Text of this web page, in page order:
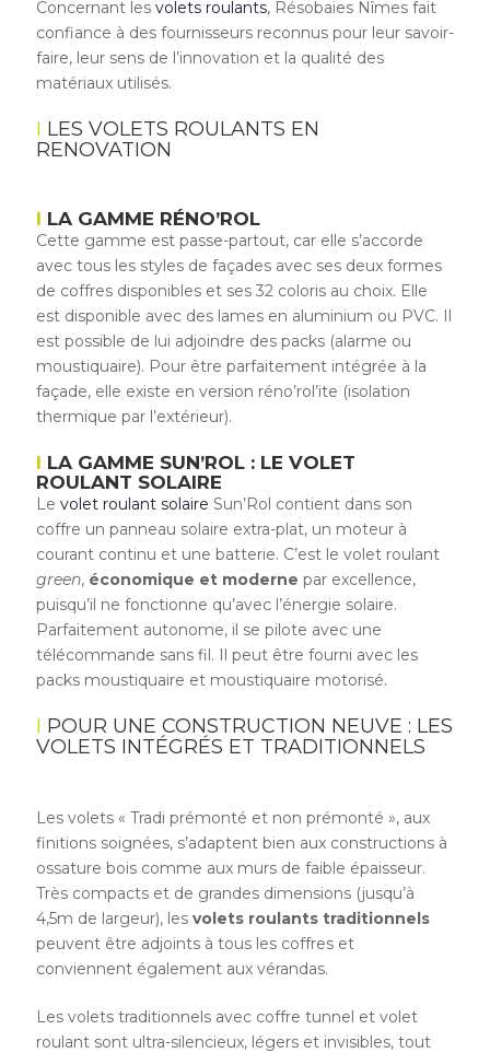
Concernant les volets roulants, Résobaies Nîmes fait
confiance à des fournisseurs reconnus pour leur savoir-
faire, leur sens de l’innovation et la qualité des
matériaux utilisés.
LES VOLETS ROULANTS EN
RENOVATION
LA GAMME RÉNO’ROL
Cette gamme est passe-partout, car elle s’accorde
avec tous les styles de façades avec ses deux formes
de coffres disponibles et ses 32 coloris au choix. Elle
est disponible avec des lames en aluminium ou PVC. Il
est possible de lui adjoindre des packs (alarme ou
moustiquaire). Pour être parfaitement intégrée à la
façade, elle existe en version réno’rol’ite (isolation
thermique par l’extérieur).
LA GAMME SUN’ROL : LE VOLET
ROULANT SOLAIRE
Le volet roulant solaire Sun’Rol contient dans son
coffre un panneau solaire extra-plat, un moteur à
courant continu et une batterie. C’est le volet roulant
green, économique et moderne par excellence,
puisqu’il ne fonctionne qu’avec l’énergie solaire.
Parfaitement autonome, il se pilote avec une
télécommande sans fil. Il peut être fourni avec les
packs moustiquaire et moustiquaire motorisé.
POUR UNE CONSTRUCTION NEUVE : LES
VOLETS INTÉGRÉS ET TRADITIONNELS
Les volets « Tradi prémonté et non prémonté », aux
finitions soignées, s’adaptent bien aux constructions à
ossature bois comme aux murs de faible épaisseur.
Très compacts et de grandes dimensions (jusqu’à
4,5m de largeur), les volets roulants traditionnels
peuvent être adjoints à tous les coffres et
conviennent également aux vérandas.
Les volets traditionnels avec coffre tunnel et volet
roulant sont ultra-silencieux, légers et invisibles, tout